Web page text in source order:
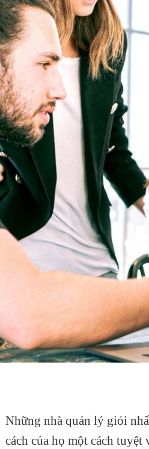
Những nhà quản lý giỏi
cách của họ một cách